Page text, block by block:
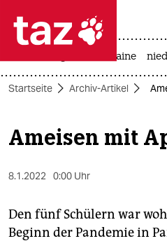
 taz zahl
taz zahl ich
themen
gesellschaft
krieg in der ukraine
Startseite Archiv-Artikel
Ameisen mit
8.1.2022 0:00 Uhr
Den fünf Schülern war
Beginn der Pandemie in